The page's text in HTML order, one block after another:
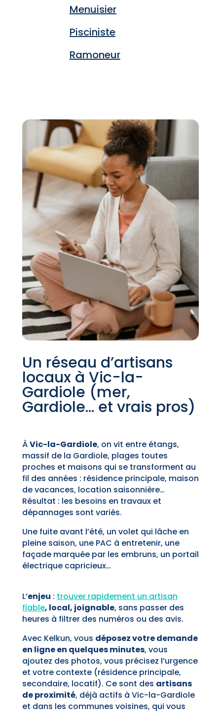
Menuisier
Pisciniste
Ramoneur
Un réseau d’artisans
locaux à Vic-la-
Gardiole (mer,
Gardiole… et vrais pros)
ÀVic-la-Gardiole, on vit entre étangs,
massif de la Gardiole, plages toutes
proches et maisons qui se transforment au
fil des années : résidence principale, maison
de vacances, location saisonnière…
Résultat : les besoins en travaux et
dépannages sont variés.
Une fuite avant l’été, un volet qui lâche en
pleine saison, une PAC à entretenir, une
façade marquée par les embruns, un portail
électrique capricieux…
L’enjeu : trouver rapidement un artisan
fiable, local, joignable, sans passer des
heures à filtrer des numéros ou des avis.
Avec Kelkun, vous déposez votre demande
en ligne en quelques minutes, vous
ajoutez des photos, vous précisez l’urgence
et votre contexte (résidence principale,
secondaire, locatif). Ce sont des artisans
de proximité, déjà actifs à Vic-la-Gardiole
et dans les communes voisines, qui vous